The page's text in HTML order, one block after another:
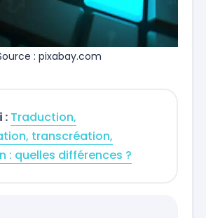
: pixabay.com
: Traduction,
transcréation,
: quelles différences ?